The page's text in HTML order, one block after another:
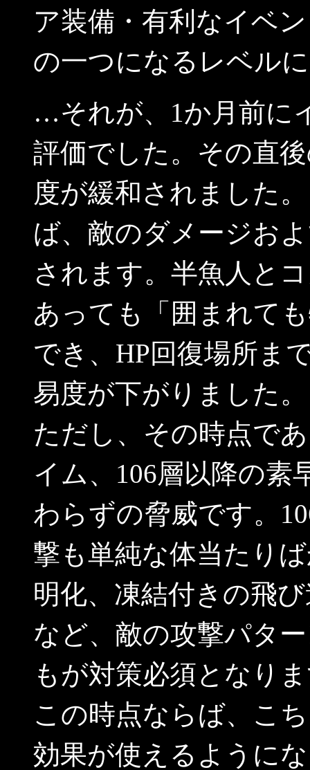
ア装備・有利なイベ
の一つになるレベル
…それが、1か月前に
評価でした。その直
度が緩和されました
ば、敵のダメージお
されます。半魚人と
あっても「囲まれて
でき、HP回復場所ま
易度が下がりました。
ただし、その時点で
イム、106層以降の素
わらずの脅威です。
撃も単純な体当たり
明化、凍結付きの飛
など、敵の攻撃パタ
もが対策必須となり
この時点ならば、こ
効果が使えるように